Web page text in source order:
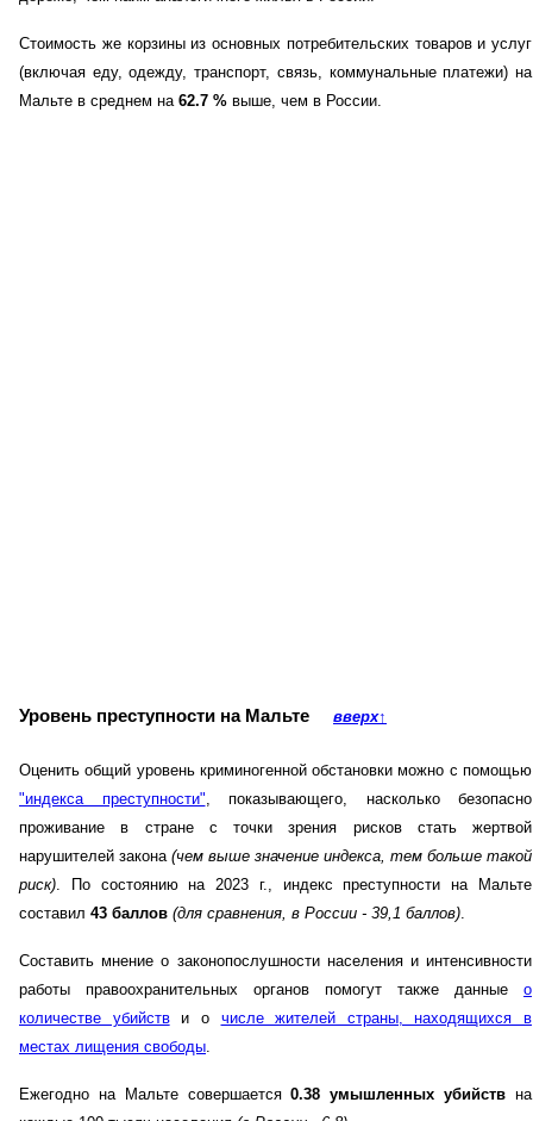
Стоимость же корзины из основных потребительских товаров и услуг
(включая еду, одежду, транспорт, связь, коммунальные платежи) на
Мальте в среднем на 62.7 % выше, чем в России.
Уровень преступности на Мальте вверх↑
Оценить общий уровень криминогенной обстановки можно с помощью
"индекса преступности", показывающего, насколько безопасно
проживание в стране с точки зрения рисков стать жертвой
нарушителей закона (чем выше значение индекса, тем больше такой
риск). По состоянию на 2023 г., индекс преступности на Мальте
составил 43 баллов (для сравнения, в России - 39,1 баллов).
Составить мнение о законопослушности населения и интенсивности
работы правоохранительных органов помогут также данные о
количестве убийстви о числе жителей страны, находящихся в
местах лищения свободы.
Ежегодно на Мальте совершается0.38 умышленных убийств на